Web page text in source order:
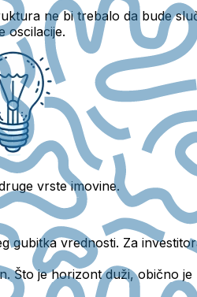
ne bi trebalo da bude
oscilacije.
vrste imovine.
vrednosti. Za
Što je horizont duži, obično